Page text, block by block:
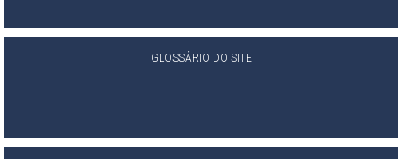
GLOSSÁRIO DO SITE